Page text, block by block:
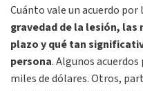
Cuánto vale un acuerdo
gravedad de la lesión, las
plazo y qué tan
persona. Algunos
miles de dólares. Otros,